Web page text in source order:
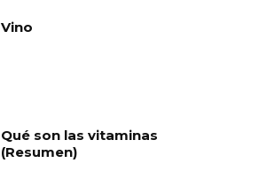
Vino
Qué son las vitaminas
(Resumen)